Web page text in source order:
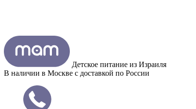
Детское питание из Израиля
В наличии в Москве с доставкой по России